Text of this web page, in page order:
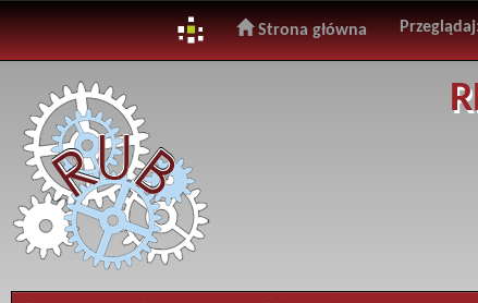
navigation
Strona główna